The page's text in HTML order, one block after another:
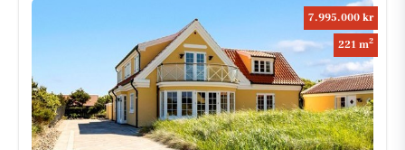
7.995.000 kr
221 m2